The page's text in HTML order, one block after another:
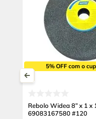
5% OFF com o
Rebolo Widea 8” x 1 x
69083167580 #120